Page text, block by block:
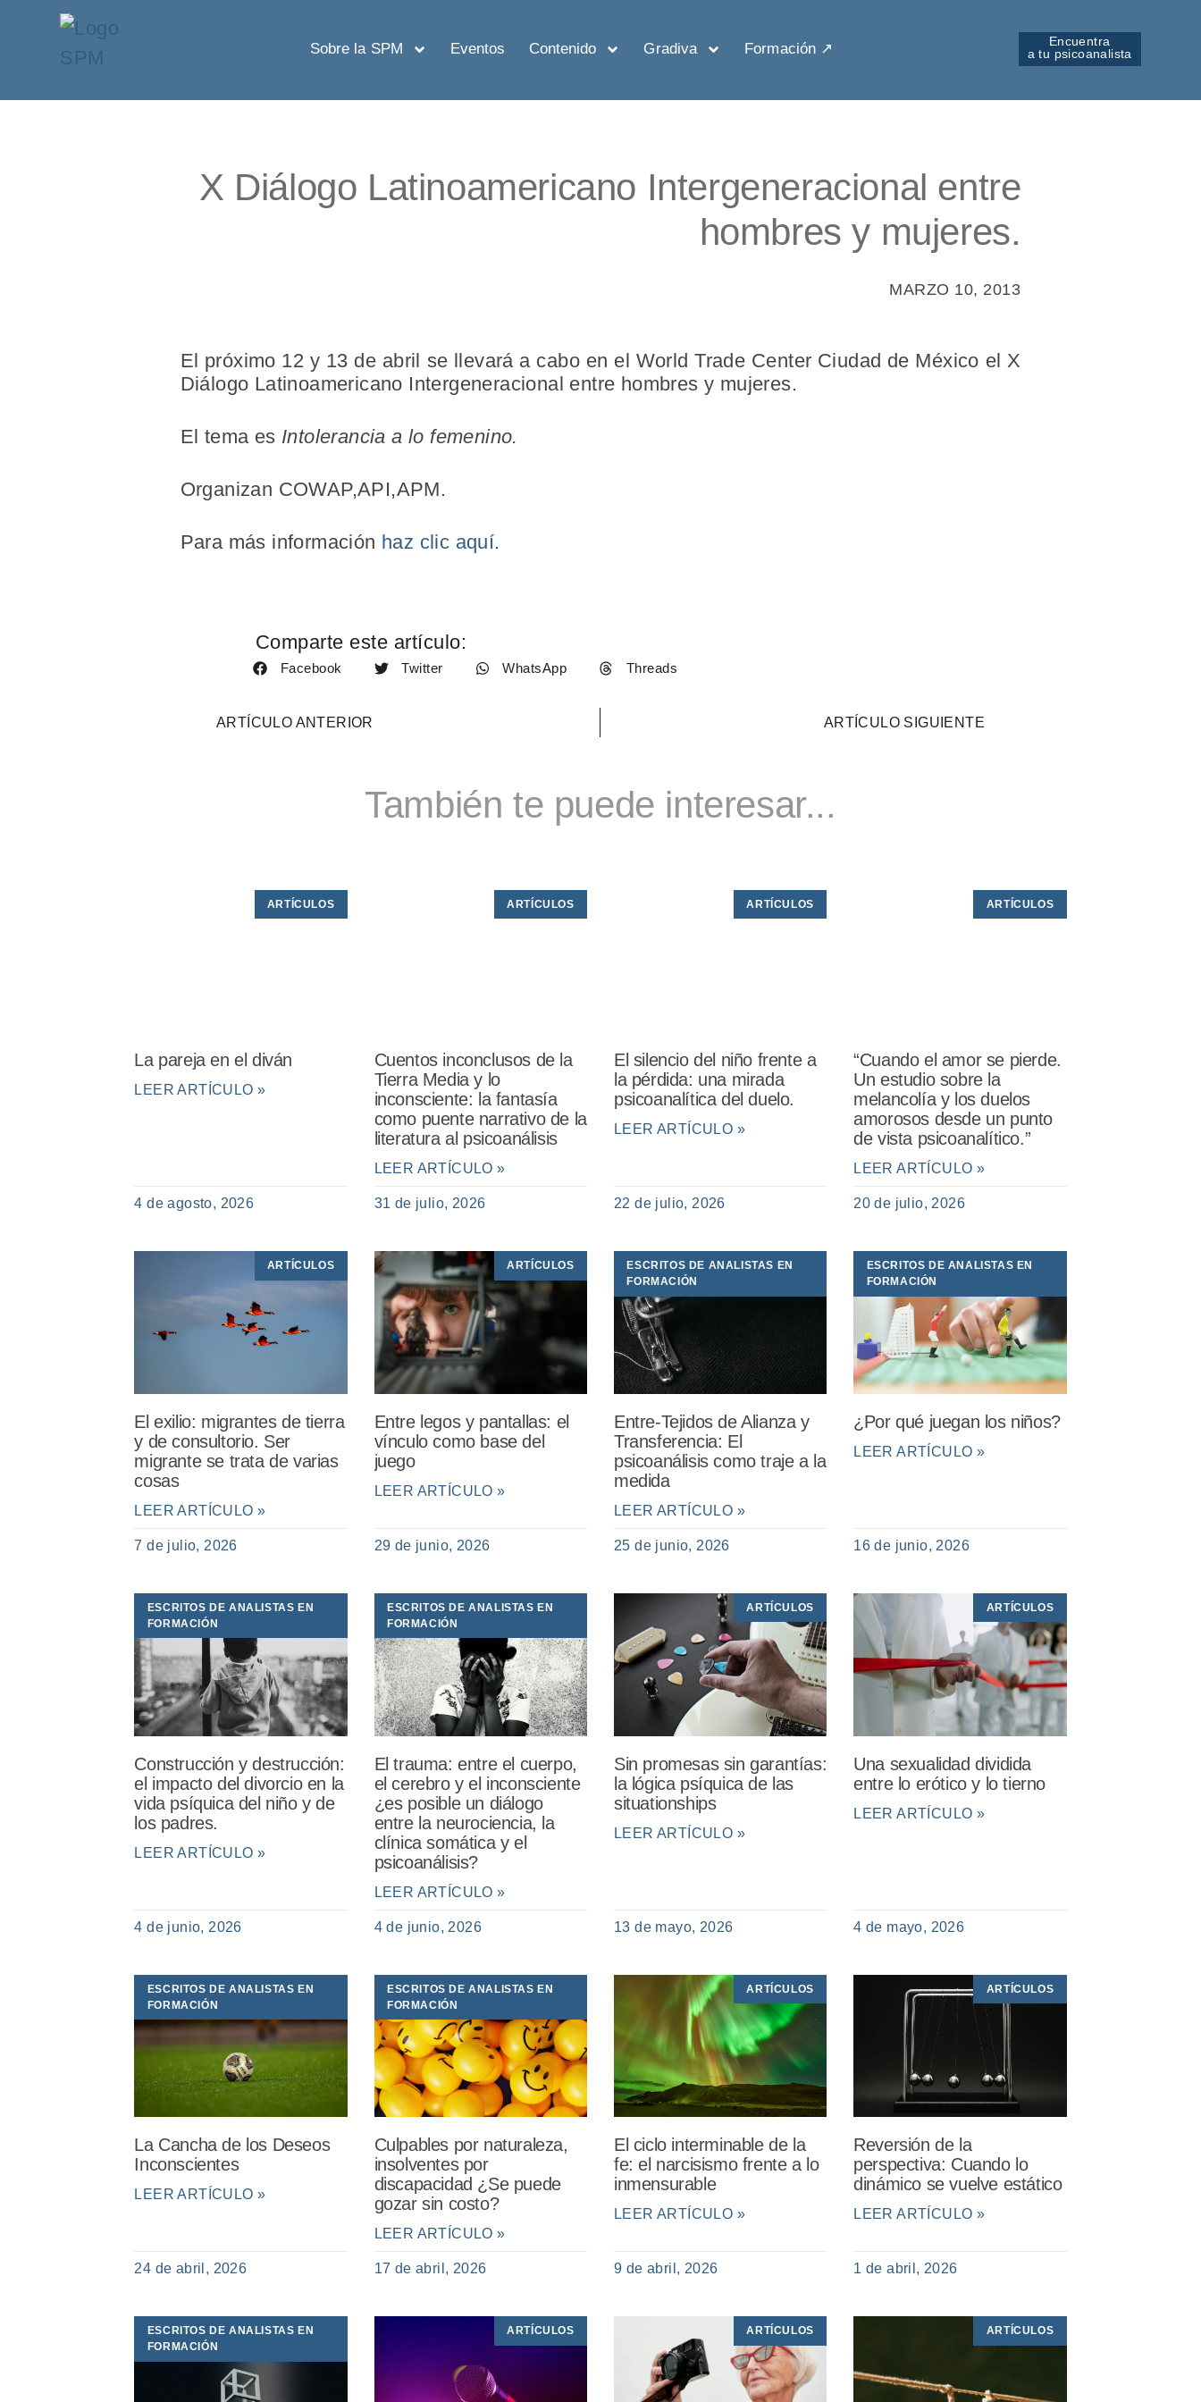
Sobre la SPM Eventos Contenido Gradiva Formación ↗︎
Encuentra
a tu psicoanalista
X Diálogo Latinoamericano Intergeneracional entre
hombres y mujeres.
MARZO 10, 2013
El próximo 12 y 13 de abril se llevará a cabo en el World Trade Center Ciudad de México el X
Diálogo Latinoamericano Intergeneracional entre hombres y mujeres.
El tema es Intolerancia a lo femenino.
Organizan COWAP,API,APM.
Para más información haz clic aquí.
Comparte este artículo:
Facebook Twitter WhatsApp Threads
ARTÍCULO ANTERIOR ARTÍCULO SIGUIENTE
También te puede interesar...
ARTÍCULOS
La pareja en el diván
LEER ARTÍCULO »
4 de agosto, 2026
ARTÍCULOS
Cuentos inconclusos de la
Tierra Media y lo
inconsciente: la fantasía
como puente narrativo de la
literatura al psicoanálisis
LEER ARTÍCULO »
31 de julio, 2026
ARTÍCULOS
El silencio del niño frente a
la pérdida: una mirada
psicoanalítica del duelo.
LEER ARTÍCULO »
22 de julio, 2026
ARTÍCULOS
“Cuando el amor se pierde.
Un estudio sobre la
melancolía y los duelos
amorosos desde un punto
de vista psicoanalítico.”
LEER ARTÍCULO »
20 de julio, 2026
ARTÍCULOS
El exilio: migrantes de tierra
y de consultorio. Ser
migrante se trata de varias
cosas
LEER ARTÍCULO »
7 de julio, 2026
ARTÍCULOS
Entre legos y pantallas: el
vínculo como base del
juego
LEER ARTÍCULO »
29 de junio, 2026
ESCRITOS DE ANALISTAS EN
FORMACIÓN
Entre-Tejidos de Alianza y
Transferencia: El
psicoanálisis como traje a la
medida
LEER ARTÍCULO »
25 de junio, 2026
ESCRITOS DE ANALISTAS EN
FORMACIÓN
¿Por qué juegan los niños?
LEER ARTÍCULO »
16 de junio, 2026
ESCRITOS DE ANALISTAS EN
FORMACIÓN
Construcción y destrucción:
el impacto del divorcio en la
vida psíquica del niño y de
los padres.
LEER ARTÍCULO »
4 de junio, 2026
ESCRITOS DE ANALISTAS EN
FORMACIÓN
El trauma: entre el cuerpo,
el cerebro y el inconsciente
¿es posible un diálogo
entre la neurociencia, la
clínica somática y el
psicoanálisis?
LEER ARTÍCULO »
4 de junio, 2026
ARTÍCULOS
Sin promesas sin garantías:
la lógica psíquica de las
situationships
LEER ARTÍCULO »
13 de mayo, 2026
ARTÍCULOS
Una sexualidad dividida
entre lo erótico y lo tierno
LEER ARTÍCULO »
4 de mayo, 2026
ESCRITOS DE ANALISTAS EN
FORMACIÓN
La Cancha de los Deseos
Inconscientes
LEER ARTÍCULO »
24 de abril, 2026
ESCRITOS DE ANALISTAS EN
FORMACIÓN
Culpables por naturaleza,
insolventes por
discapacidad ¿Se puede
gozar sin costo?
LEER ARTÍCULO »
17 de abril, 2026
ARTÍCULOS
El ciclo interminable de la
fe: el narcisismo frente a lo
inmensurable
LEER ARTÍCULO »
9 de abril, 2026
ARTÍCULOS
Reversión de la
perspectiva: Cuando lo
dinámico se vuelve estático
LEER ARTÍCULO »
1 de abril, 2026
ESCRITOS DE ANALISTAS EN
FORMACIÓN
ARTÍCULOS ARTÍCULOS ARTÍCULOS